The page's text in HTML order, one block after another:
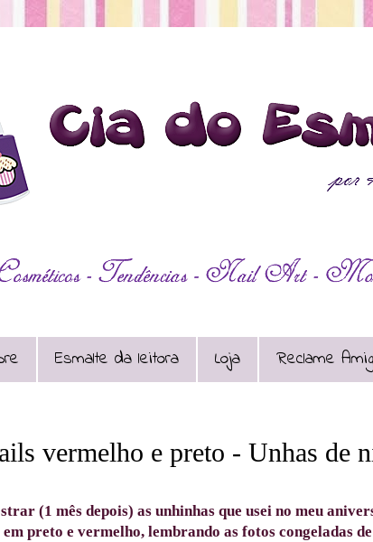
Esmalte da leitora Loja Reclame
vermelho e preto - Unhas de
(1 mês depois) as unhinhas que usei no meu
preto e vermelho, lembrando as fotos congeladas